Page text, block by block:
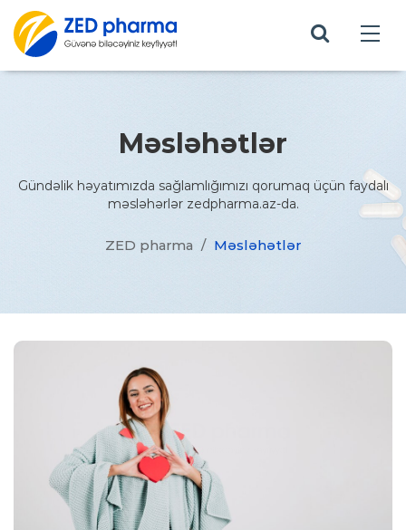
Məsləhətlər
Gündəlik həyatımızda sağlamlığımızı qorumaq üçün faydalı
məsləhərlər zedpharma.az-da.
ZED pharma / Məsləhətlər